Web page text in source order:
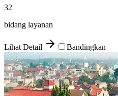
32
bidang layanan
Lihat Detail Bandingkan